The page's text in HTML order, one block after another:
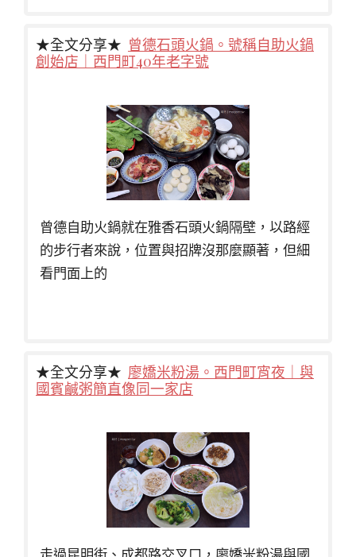
★全文分享★ 曾德石頭火鍋。號稱自助火鍋
創始店｜西門町40年老字號
曾德自助火鍋就在雅香石頭火鍋隔壁，以路經
的步行者來說，位置與招牌沒那麼顯著，但細
看門面上的
★全文分享★ 廖嬌米粉湯。西門町宵夜｜與
國賓鹹粥簡直像同一家店